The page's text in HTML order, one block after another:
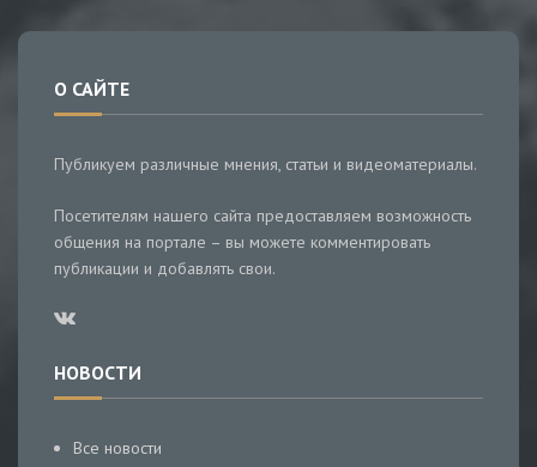
О САЙТЕ
Публикуем различные мнения, статьи и видеоматериалы.
Посетителям нашего сайта предоставляем возможность
общения на портале – вы можете комментировать
публикации и добавлять свои.
НОВОСТИ
Все новости